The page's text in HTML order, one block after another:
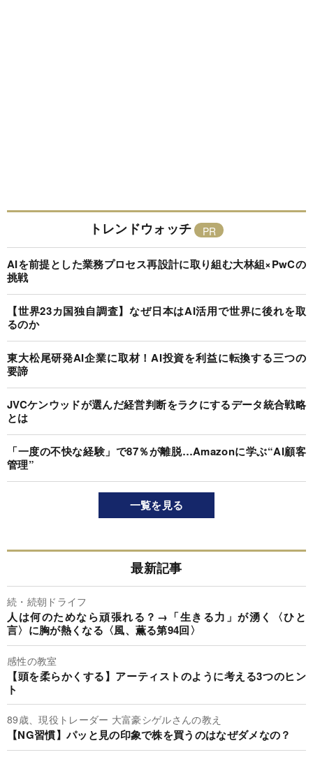
トレンドウォッチ
AIを前提とした業務プロセス再設計に取り組む大林組×PwCの
挑戦
【世界23カ国独自調査】なぜ日本はAI活用で世界に後れを取
るのか
東大松尾研発AI企業に取材！AI投資を利益に転換する三つの
要諦
JVCケンウッドが選んだ経営判断をラクにするデータ統合戦略
とは
「一度の不快な経験」で87％が離脱…Amazonに学ぶ“AI顧客
管理”
一覧を見る
最新記事
続・続朝ドライフ
人は何のためなら頑張れる？→「生きる力」が湧く〈ひと
言〉に胸が熱くなる〈風、薫る第94回〉
感性の教室
【頭を柔らかくする】アーティストのように考える3つのヒン
ト
89歳、現役トレーダー 大富豪シゲルさんの教え
【NG習慣】パッと見の印象で株を買うのはなぜダメなの？